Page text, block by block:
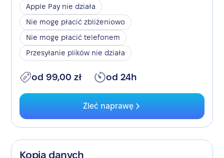
Apple Pay nie działa
Nie mogę płacić zbliżeniowo
Nie mogę płacić telefonem
Przesyłanie plików nie działa
od 99,00 zł od 24h
Zleć naprawę
Kopia danych